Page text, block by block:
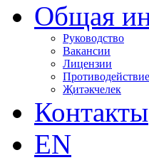
Общая
Руководство
Вакансии
Лицензии
Җитәкчелек
Контакты
EN